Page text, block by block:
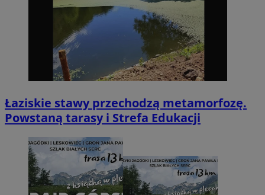
Łaziskie stawy przechodzą metamorfozę.
Powstaną tarasy i Strefa Edukacji